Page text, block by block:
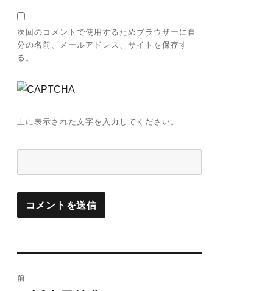
次回のコメントで使用するためブラウザーに自
分の名前、メールアドレス、サイトを保存す
る。
上に表示された文字を入力してください。
前